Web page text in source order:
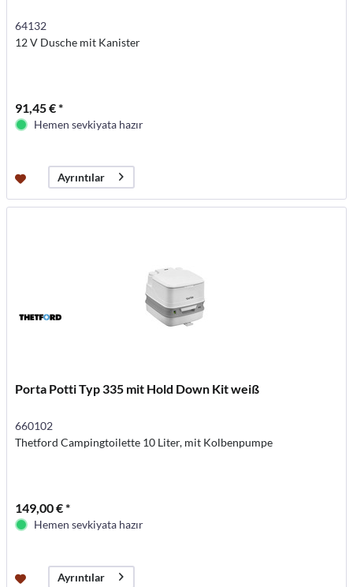
64132
12 V Dusche mit Kanister
91,45 € *
Hemen sevkiyata hazır
Ayrıntılar
Porta Potti Typ 335 mit Hold Down Kit weiß
660102
Thetford Campingtoilette 10 Liter, mit Kolbenpumpe
149,00 € *
Hemen sevkiyata hazır
Ayrıntılar